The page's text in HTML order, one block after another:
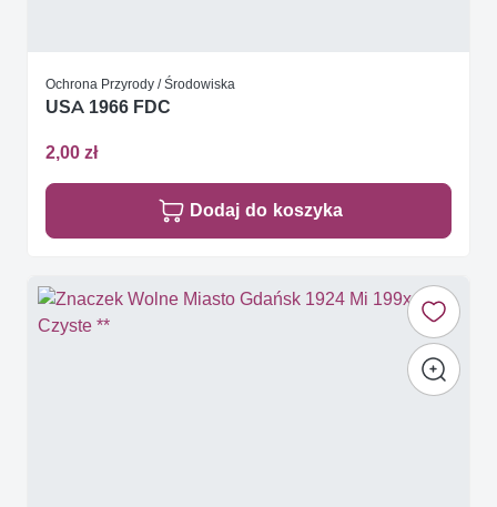
Ochrona Przyrody / Środowiska
USA 1966 FDC
2,00 zł
Dodaj do koszyka